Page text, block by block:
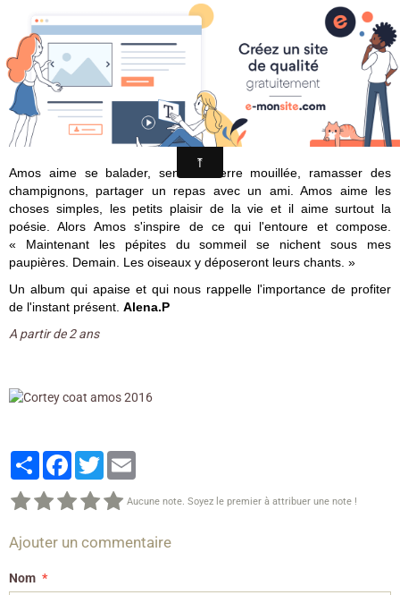
Croqu'livre
Aujourd'hui, Amos / Anne Cortey ;
Janik Coat. - Grasset Jeunesse, 2016
Amos aime se balader, sentir la terre mouillée, ramasser des
champignons, partager un repas avec un ami. Amos aime les
choses simples, les petits plaisir de la vie et il aime surtout la
poésie. Alors Amos s'inspire de ce qui l'entoure et compose.
« Maintenant les pépites du sommeil se nichent sous mes
paupières. Demain. Les oiseaux y déposeront leurs chants. »
Un album qui apaise et qui nous rappelle l'importance de profiter
de l'instant présent. Alena.P
A partir de 2 ans
PartagerFacebook
Twitter
Aucune note. Soyez le premier à attribuer une note !
Ajouter un commentaire
Nom